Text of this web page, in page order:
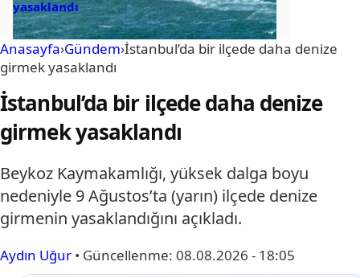
yasaklandı
Anasayfa›Gündem›İstanbul’da bir ilçede daha denize
girmek yasaklandı
İstanbul’da bir ilçede daha denize
girmek yasaklandı
Beykoz Kaymakamlığı, yüksek dalga boyu
nedeniyle 9 Ağustos’ta (yarın) ilçede denize
girmenin yasaklandığını açıkladı.
Aydın Uğur • Güncellenme: 08.08.2026 - 18:05